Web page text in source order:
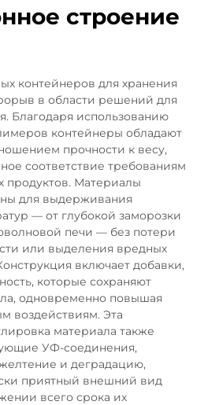
строение
контейнеров для хранения
в области решений для
Благодаря использованию
контейнеры обладают
прочности к весу,
соответствие требованиям
продуктов. Материалы
для выдерживания
— от глубокой заморозки
печи — без потери
или выделения вредных
включает добавки,
которые сохраняют
одновременно повышая
воздействиям. Эта
материала также
УФ-соединения,
и деградацию,
приятный внешний вид
всего срока их